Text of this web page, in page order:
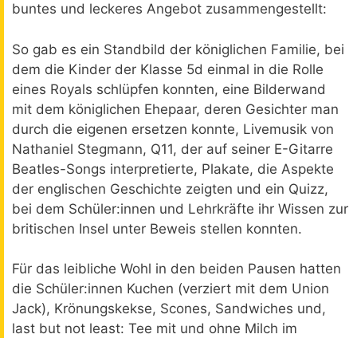
buntes und leckeres Angebot zusammengestellt:
So gab es ein Standbild der königlichen Familie, bei
dem die Kinder der Klasse 5d einmal in die Rolle
eines Royals schlüpfen konnten, eine Bilderwand
mit dem königlichen Ehepaar, deren Gesichter man
durch die eigenen ersetzen konnte, Livemusik von
Nathaniel Stegmann, Q11, der auf seiner E-Gitarre
Beatles-Songs interpretierte, Plakate, die Aspekte
der englischen Geschichte zeigten und ein Quizz,
bei dem Schüler:innen und Lehrkräfte ihr Wissen zur
britischen Insel unter Beweis stellen konnten.
Für das leibliche Wohl in den beiden Pausen hatten
die Schüler:innen Kuchen (verziert mit dem Union
Jack), Krönungskekse, Scones, Sandwiches und,
last but not least: Tee mit und ohne Milch im